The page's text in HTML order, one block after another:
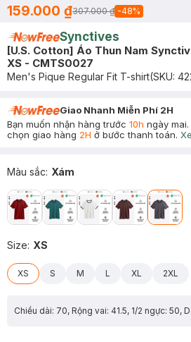
159.000 ₫307.000 ₫ -48%
Synctives
[U.S. Cotton] Áo Thun Nam
XS - CMTS0027
Men's Pique Regular Fit T-shirt(SKU:
Giao Nhanh Miễn Phí 2H
Bạn muốn nhận hàng trước 10h ngày
chọn giao hàng 2H ở bước thanh toán.
Màu sắc: Xám
Size: XS
XS S M L XL 2XL